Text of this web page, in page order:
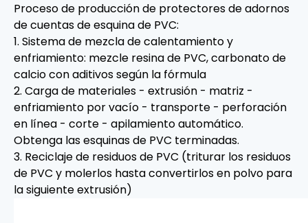
Proceso de producción de protectores de adornos
de cuentas de esquina de PVC:
1. Sistema de mezcla de calentamiento y
enfriamiento: mezcle resina de PVC, carbonato de
calcio con aditivos según la fórmula
2. Carga de materiales - extrusión - matriz -
enfriamiento por vacío - transporte - perforación
en línea - corte - apilamiento automático.
Obtenga las esquinas de PVC terminadas.
3. Reciclaje de residuos de PVC (triturar los residuos
de PVC y molerlos hasta convertirlos en polvo para
la siguiente extrusión)